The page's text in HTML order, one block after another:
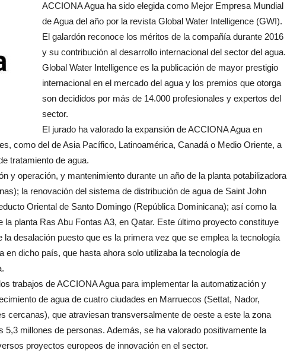
ACCIONA Agua ha sido elegida como Mejor Empresa Mundial
de Agua del año por la revista Global Water Intelligence (GWI).
El galardón reconoce los méritos de la compañía durante 2016
y su contribución al desarrollo internacional del sector del agua.
Global Water Intelligence es la publicación de mayor prestigio
internacional en el mercado del agua y los premios que otorga
son decididos por más de 14.000 profesionales y expertos del
sector.
El jurado ha valorado la expansión de ACCIONA Agua en
como del de Asia Pacífico, Latinoamérica, Canadá o Medio Oriente, a
tratamiento de agua.
y operación, y mantenimiento durante un año de la planta potabilizadora
la renovación del sistema de distribución de agua de Saint John
Oriental de Santo Domingo (República Dominicana); así como la
la planta Ras Abu Fontas A3, en Qatar. Este último proyecto constituye
la desalación puesto que es la primera vez que se emplea la tecnología
en dicho país, que hasta ahora solo utilizaba la tecnología de
trabajos de ACCIONA Agua para implementar la automatización y
de agua de cuatro ciudades en Marruecos (Settat, Nador,
cercanas), que atraviesan transversalmente de oeste a este la zona
5,3 millones de personas. Además, se ha valorado positivamente la
proyectos europeos de innovación en el sector.